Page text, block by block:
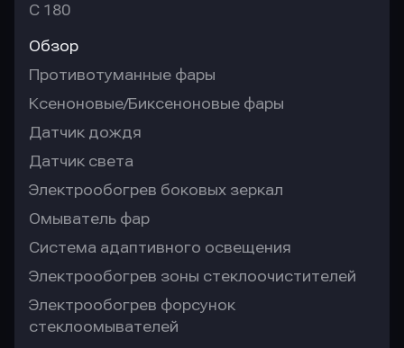
C 180
Обзор
Противотуманные фары
Ксеноновые/Биксеноновые фары
Датчик дождя
Датчик света
Электрообогрев боковых зеркал
Омыватель фар
Система адаптивного освещения
Электрообогрев зоны стеклоочистителей
Электрообогрев форсунок
стеклоомывателей